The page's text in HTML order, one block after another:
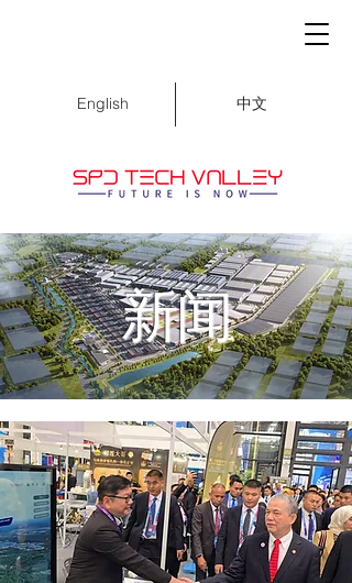
English 中文
新闻